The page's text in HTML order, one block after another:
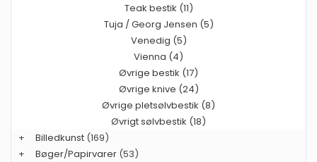
Teak bestik (11)
Tuja / Georg Jensen (5)
Venedig (5)
Vienna (4)
Øvrige bestik (17)
Øvrige knive (24)
Øvrige pletsølvbestik (8)
Øvrigt sølvbestik (18)
+
Billedkunst (169)
+
Bøger/Papirvarer (53)